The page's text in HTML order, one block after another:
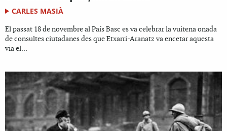
CARLES MASIÀ
El passat 18 de novembre al País Basc es va celebrar la vuitena onada
de consultes ciutadanes des que Etxarri-Aranatz va encetar aquesta
via el...